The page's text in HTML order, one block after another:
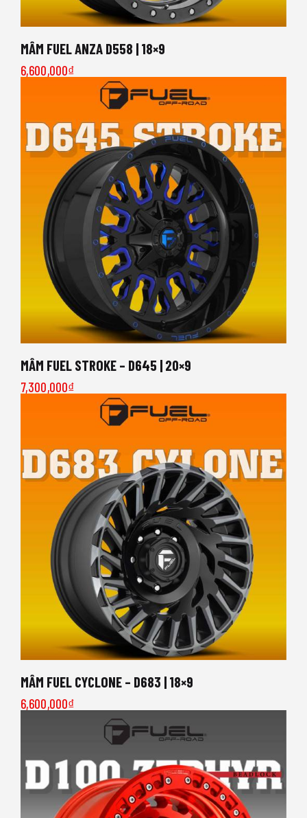
MÂM FUEL ANZA D558 | 18×9
6,600,000₫
MÂM FUEL STROKE – D645 | 20×9
7,300,000₫
MÂM FUEL CYCLONE – D683 | 18×9
6,600,000₫